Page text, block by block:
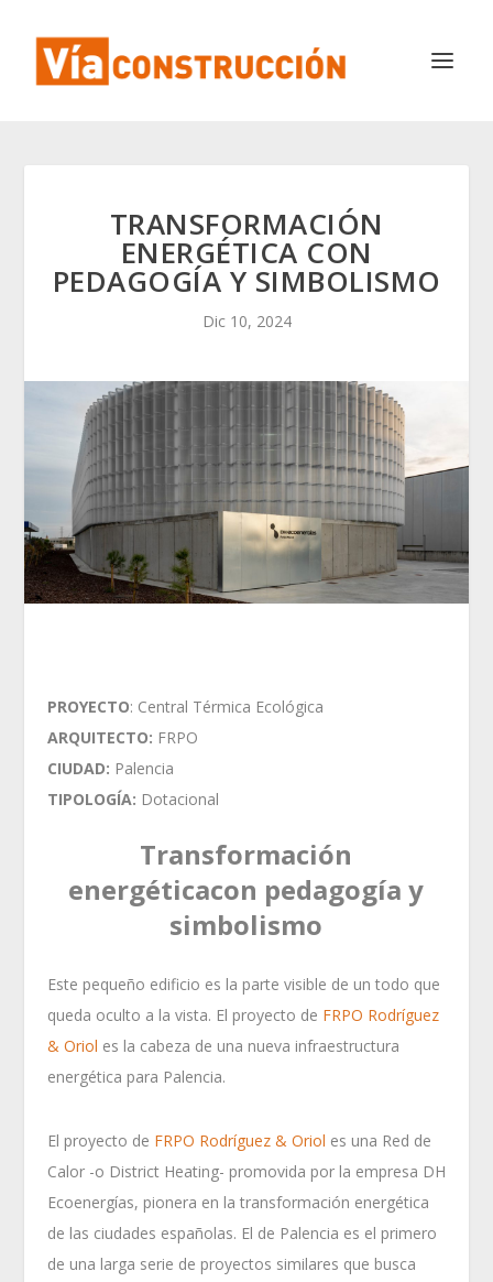
TRANSFORMACIÓN
ENERGÉTICA CON
PEDAGOGÍA Y SIMBOLISMO
Dic 10, 2024
PROYECTO: Central Térmica Ecológica
ARQUITECTO: FRPO
CIUDAD: Palencia
TIPOLOGÍA: Dotacional
Transformación
energéticacon pedagogía y
simbolismo
Este pequeño edificio es la parte visible de un todo que
queda oculto a la vista. El proyecto de FRPO Rodríguez
& Oriol es la cabeza de una nueva infraestructura
energética para Palencia.
El proyecto de FRPO Rodríguez & Oriol es una Red de
Calor -o District Heating- promovida por la empresa DH
Ecoenergías, pionera en la transformación energética
de las ciudades españolas. El de Palencia es el primero
de una larga serie de proyectos similares que busca